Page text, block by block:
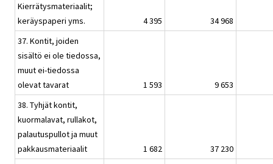
Kierrätysmateriaalit;
keräyspaperi yms.
4 395
34 968
37. Kontit, joiden
sisältö ei ole tiedossa,
muut ei-tiedossa
olevat tavarat
1 593
9 653
38. Tyhjät kontit,
kuormalavat, rullakot,
palautuspullot ja muut
pakkausmateriaalit
1 682
37 230